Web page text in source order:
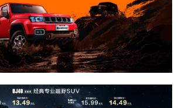
一带一路 上市公司
天津 河北